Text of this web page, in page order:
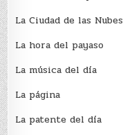
La Ciudad de las Nubes
La hora del payaso
La música del día
La página
La patente del día